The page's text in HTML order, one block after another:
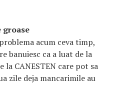
groase
acum ceva timp,
banuiesc ca a luat de la
la CANESTEN care pot sa
zile deja mancarimile au